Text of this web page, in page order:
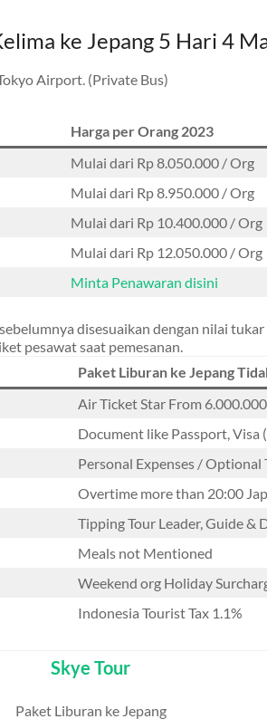
ke Jepang 5 Hari 4
Airport. (Private Bus)
Harga per Orang 2023
Mulai dari Rp 8.050.000 / Org
Mulai dari Rp 8.950.000 / Org
Mulai dari Rp 10.400.000 / Org
Mulai dari Rp 12.050.000 / Org
Minta Penawaran disini
disesuaikan dengan nilai
pesawat saat pemesanan.
Paket Liburan ke Jepang
Air Ticket Star From
Document like Passport, Visa
Personal Expenses / Optional
Overtime more than 20:00
Tipping Tour Leader, Guide &
Meals not Mentioned
Weekend org Holiday
Indonesia Tourist Tax 1.1%
Skye Tour
Paket Liburan ke Jepang